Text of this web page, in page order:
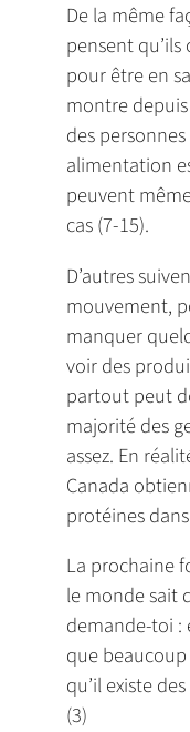
De la même
pensent
pour être en
montre
des
alimentation
peuvent
cas (7-15).
D’autres
mouvement,
manquer
voir des
partout peut
majorité des
assez. En
Canada
protéines
La prochaine
le monde sait
demande-toi :
que
qu’il existe
(3)